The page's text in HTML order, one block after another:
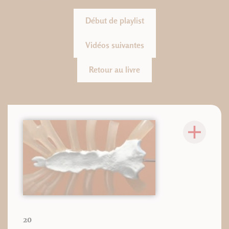
Début de playlist
Vidéos suivantes
Retour au livre
20